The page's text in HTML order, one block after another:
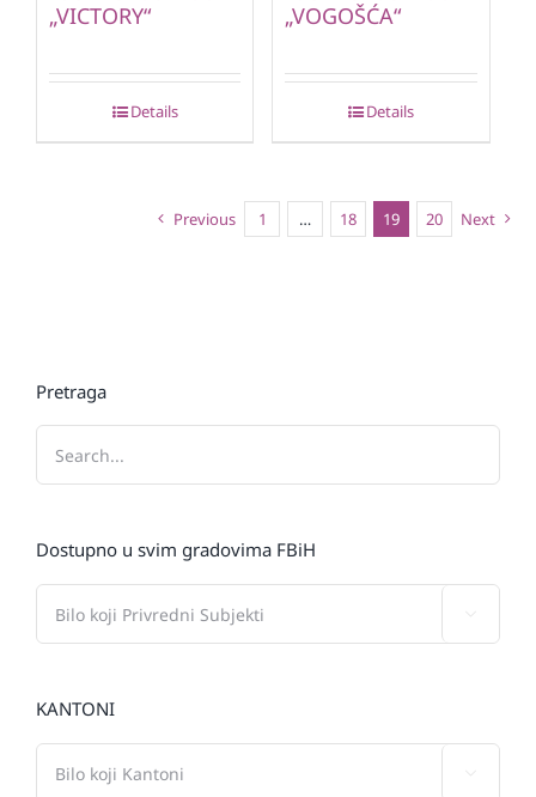
„VICTORY“
Details
„VOGOŠĆA“
Details
Previous 1 … 18 19 20 Next
Pretraga
Dostupno u svim gradovima FBiH
KANTONI